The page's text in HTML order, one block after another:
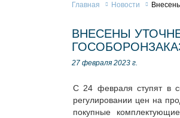
Главная Новости
ВНЕСЕНЫ
27 февраля 2023 г.
С 24 февраля ступят в
регулировании цен на
покупные